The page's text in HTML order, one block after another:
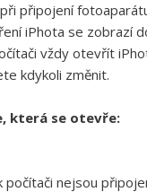
připojení
iPhota se zobrazí
vždy otevřít
kdykoli změnit.
která se otevře:
počítači nejsou